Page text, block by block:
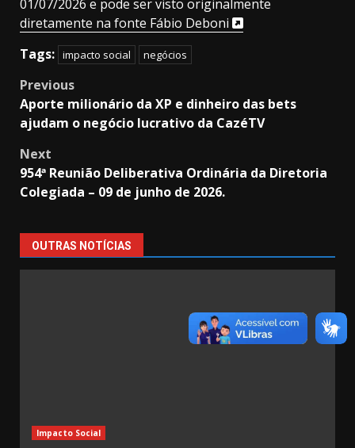
01/07/2026 e pode ser visto originalmente
diretamente na fonte Fábio Deboni
Tags: impacto social negócios
Post
navigation
Previous
Aporte milionário da XP e dinheiro das bets
ajudam o negócio lucrativo da CazéTV
Next
954ª Reunião Deliberativa Ordinária da Diretoria
Colegiada – 09 de junho de 2026.
OUTRAS NOTÍCIAS
Impacto Social